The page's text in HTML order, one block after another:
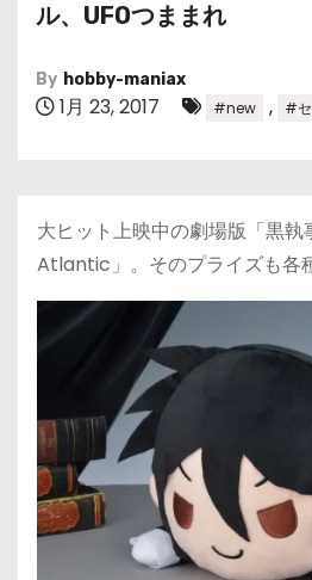
ル、UFOつままれ
By hobby-maniax
1月 23, 2017 #new , #
大ヒット上映中の劇場版「黒
Atlantic」。そのプライズも各